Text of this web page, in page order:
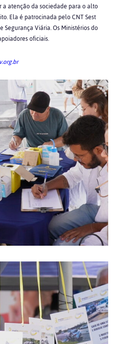
atenção da sociedade para o alto
Ela é patrocinada pelo CNT Sest
Viária. Os Ministérios do
oficiais.